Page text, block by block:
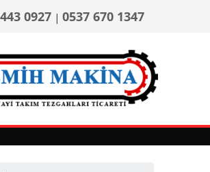
0927 | 0537 670 1347